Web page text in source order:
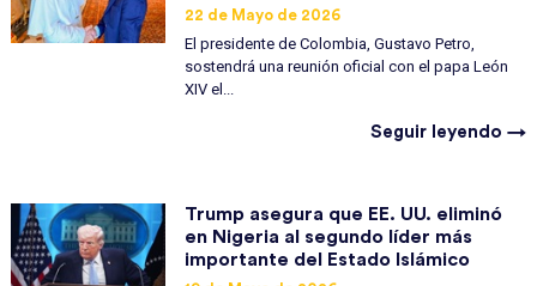
22 de Mayo de 2026
El presidente de Colombia, Gustavo Petro,
sostendrá una reunión oficial con el papa León
XIV el...
Seguir leyendo →
Trump asegura que EE. UU. eliminó
en Nigeria al segundo líder más
importante del Estado Islámico